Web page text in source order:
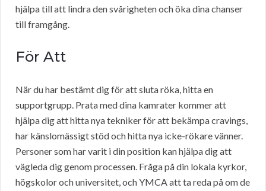
hjälpa till att lindra den svårigheten och öka dina chanser
till framgång.
För Att
När du har bestämt dig för att sluta röka, hitta en
supportgrupp. Prata med dina kamrater kommer att
hjälpa dig att hitta nya tekniker för att bekämpa cravings,
har känslomässigt stöd och hitta nya icke-rökare vänner.
Personer som har varit i din position kan hjälpa dig att
vägleda dig genom processen. Fråga på din lokala kyrkor,
högskolor och universitet, och YMCA att ta reda på om de